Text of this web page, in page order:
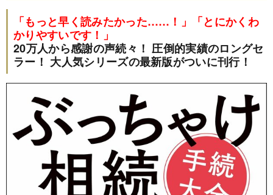
「もっと早く読みたかった……！」「とにかくわ
かりやすいです！」
20万人から感謝の声続々！ 圧倒的実績のロングセ
ラー！ 大人気シリーズの最新版がついに刊行！